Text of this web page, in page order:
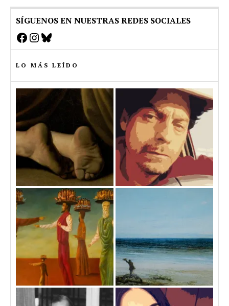
SÍGUENOS EN NUESTRAS REDES SOCIALES
Facebook
Instagram
Bluesky
LO MÁS LEÍDO